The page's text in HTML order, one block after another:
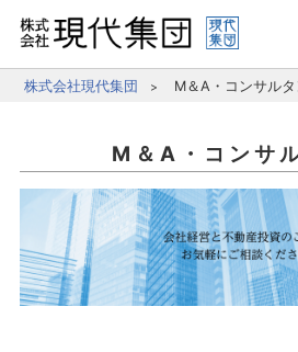
株式会社現代集団 M＆A・コンサルタ
M＆A・コンサ